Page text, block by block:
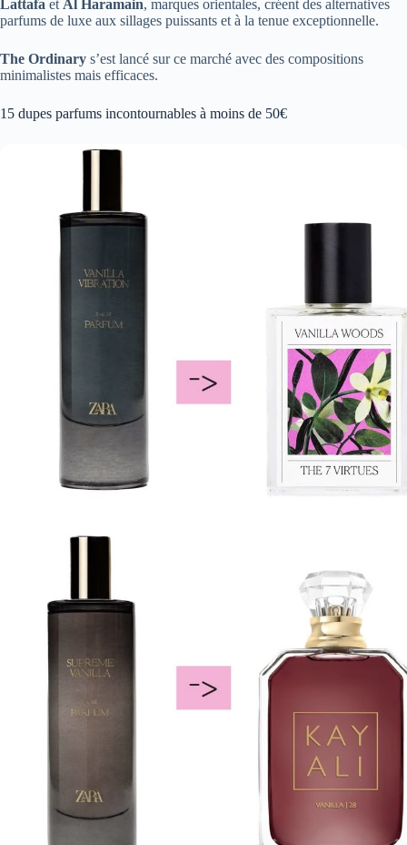
Lattafa etAl Haramain, marques orientales, créent des alternatives
parfums de luxe aux sillages puissants et à la tenue exceptionnelle.
The Ordinary s’est lancé sur ce marché avec des compositions
minimalistes mais efficaces.
15 dupes parfums incontournables à moins de 50€